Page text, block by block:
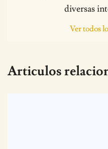
diversas
Ver todos
Articulos